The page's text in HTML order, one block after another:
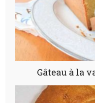
Gâteau à la